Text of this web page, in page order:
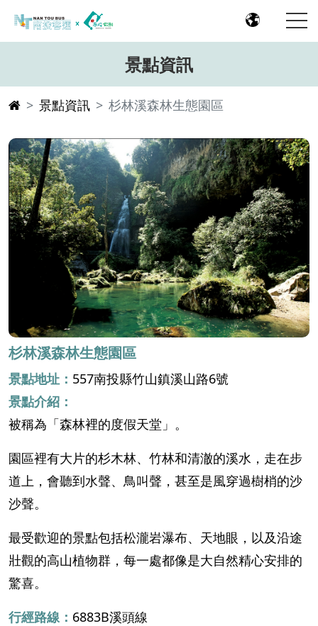
景點資訊
景點資訊 杉林溪森林生態園區
杉林溪森林生態園區
景點地址： 557南投縣竹山鎮溪山路6號
景點介紹：
被稱為「森林裡的度假天堂」。
園區裡有大片的杉木林、竹林和清澈的溪水，走在步
道上，會聽到水聲、鳥叫聲，甚至是風穿過樹梢的沙
沙聲。
最受歡迎的景點包括松瀧岩瀑布、天地眼，以及沿途
壯觀的高山植物群，每一處都像是大自然精心安排的
驚喜。
行經路線： 6883B溪頭線